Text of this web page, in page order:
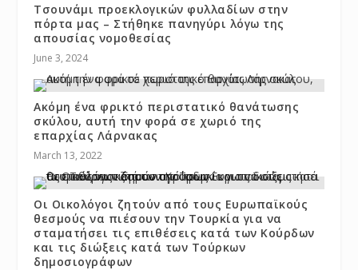
Τσουνάμι προεκλογικών φυλλαδίων στην
πόρτα μας – Στήθηκε πανηγύρι λόγω της
απουσίας νομοθεσίας
June 3, 2024
Ακόμη ένα φρικτό περιστατικό θανάτωσης
σκύλου, αυτή την φορά σε χωριό της
επαρχίας Λάρνακας
March 13, 2022
Οι Οικολόγοι ζητούν από τους Ευρωπαϊκούς
θεσμούς να πιέσουν την Τουρκία για να
σταματήσει τις επιθέσεις κατά των Κούρδων
και τις διώξεις κατά των Τούρκων
δημοσιογράφων